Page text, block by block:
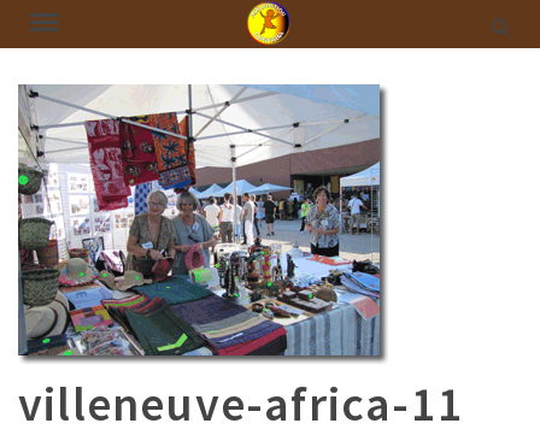
villeneuve-africa-11